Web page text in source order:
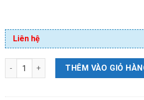
Liên hệ
THÊM VÀO GIỎ